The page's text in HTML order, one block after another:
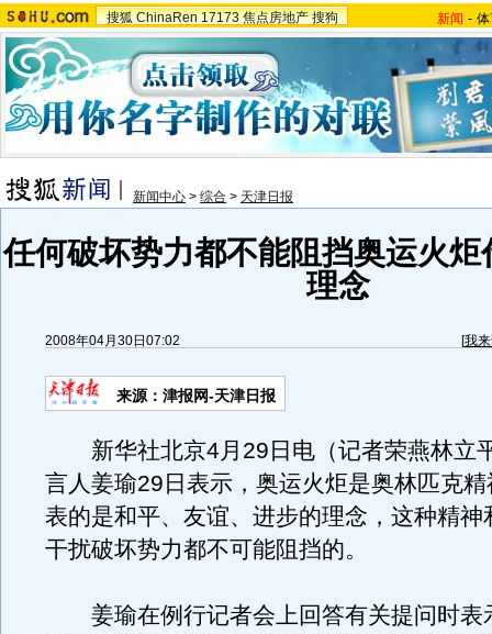
搜狐 ChinaRen 17173 焦点房地产 搜狗 新闻 -
新闻中心 > 综合 > 天津日报
任何破坏势力都不能阻挡奥运火炬
理念
2008年04月30日07:02 [我
来源：津报网-天津日报
新华社北京4月29日电（记者荣燕林立
言人姜瑜29日表示，奥运火炬是奥林匹克
表的是和平、友谊、进步的理念，这种精神
干扰破坏势力都不可能阻挡的。
姜瑜在例行记者会上回答有关提问时表